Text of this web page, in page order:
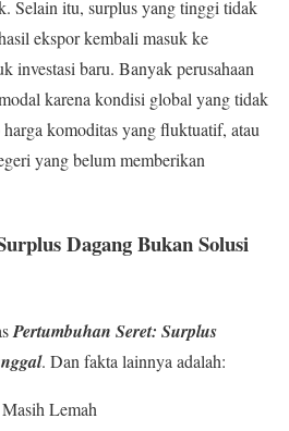
Selain itu, surplus yang tinggi tidak
ekspor kembali masuk ke
investasi baru. Banyak perusahaan
karena kondisi global yang tidak
komoditas yang fluktuatif, atau
yang belum memberikan
Dagang Bukan Solusi
Pertumbuhan Seret: Surplus
. Dan fakta lainnya adalah:
Lemah